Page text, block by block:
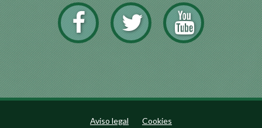
Aviso legal Cookies